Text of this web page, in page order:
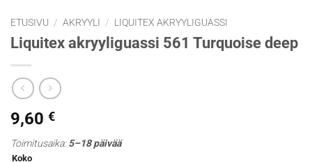
ETUSIVU / AKRYYLI / LIQUITEX AKRYYLIGUASSI
Liquitex akryyliguassi 561 Turquoise deep
9,60 €
Toimitusaika:5–18 päivää
Koko